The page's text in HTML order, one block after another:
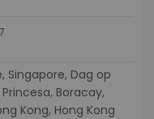
Boracay,
Kong, Hong Kong